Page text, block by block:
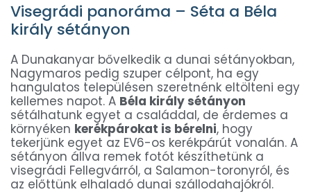
Visegrádi panoráma – Séta a Béla
király sétányon
A Dunakanyar bővelkedik a dunai sétányokban,
Nagymaros pedig szuper célpont, ha egy
hangulatos településen szeretnénk eltölteni egy
kellemes napot. A Béla király sétányon
sétálhatunk egyet a családdal, de érdemes a
környéken kerékpárokat is bérelni, hogy
tekerjünk egyet az EV6-os kerékpárút vonalán. A
sétányon állva remek fotót készíthetünk a
visegrádi Fellegvárról, a Salamon-toronyról, és
az előttünk elhaladó dunai szállodahajókról.